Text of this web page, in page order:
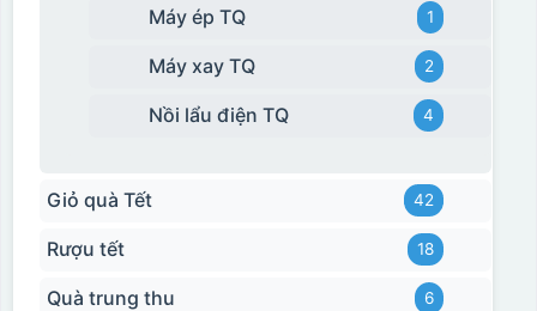
Máy ép TQ 1
Máy xay TQ 2
Nồi lẩu điện TQ 4
Giỏ quà Tết 42
Rượu tết 18
Quà trung thu 6